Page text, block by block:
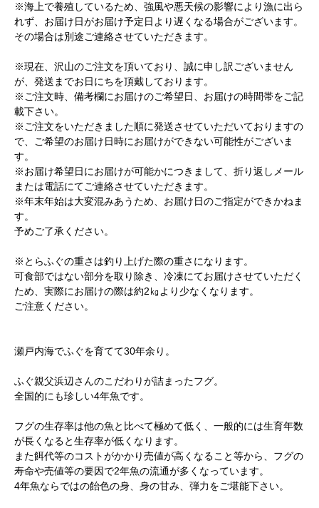
※海上で養殖しているため、強風や悪天候の影響により漁に出ら
れず、お届け日がお届け予定日より遅くなる場合がございます。
その場合は別途ご連絡させていただきます。
※現在、沢山のご注文を頂いており、誠に申し訳ございません
が、発送までお日にちを頂戴しております。
※ご注文時、備考欄にお届けのご希望日、お届けの時間帯をご記
載下さい。
※ご注文をいただきました順に発送させていただいておりますの
で、ご希望のお届け日時にお届けができない可能性がございま
す。
※お届け希望日にお届けが可能かにつきまして、折り返しメール
または電話にてご連絡させていただきます。
※年末年始は大変混みあうため、お届け日のご指定ができかねま
す。
予めご了承ください。
※とらふぐの重さは釣り上げた際の重さになります。
可食部ではない部分を取り除き、冷凍にてお届けさせていただく
ため、実際にお届けの際は約2㎏より少なくなります。
ご注意ください。
瀬戸内海でふぐを育てて30年余り。
ふぐ親父浜辺さんのこだわりが詰まったフグ。
全国的にも珍しい4年魚です。
フグの生存率は他の魚と比べて極めて低く、一般的には生育年数
が長くなると生存率が低くなります。
また餌代等のコストがかかり売値が高くなること等から、フグの
寿命や売値等の要因で2年魚の流通が多くなっています。
4年魚ならではの飴色の身、身の甘み、弾力をご堪能下さい。